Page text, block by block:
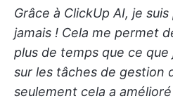
Grâce à ClickUp AI, je
jamais ! Cela me permet
plus de temps que ce que
sur les tâches de gestion
seulement cela a